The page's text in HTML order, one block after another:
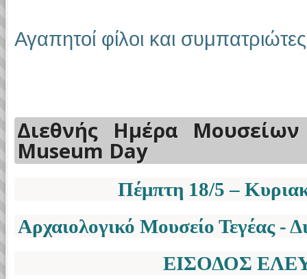
Αγαπητοί φίλοι και
Διεθνής Ημέρα
Museum Day
Πέμπτη 18/5 –
Αρχαιολογικό Μουσείο Τεγέας-
ΕΙΣΟΔΟΣ